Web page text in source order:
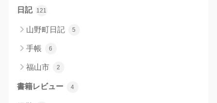
日記 121
山野町日記 5
手帳 6
福山市 2
書籍レビュー 4